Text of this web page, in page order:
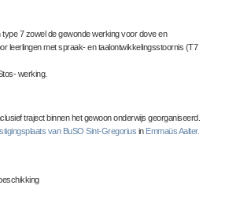
7 zowel de gewonde werking voor dove en
leerlingen met spraak- en taalontwikkelingsstoornis (T7
werking.
traject binnen het gewoon onderwijs georganiseerd.
van BuSO Sint-Gregorius in Emmaüs Aalter.